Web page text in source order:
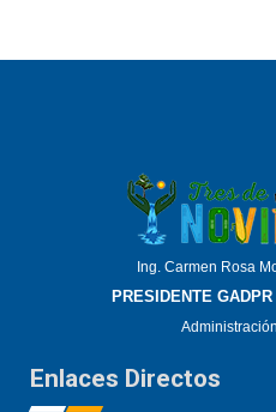
Ing. Carmen Rosa
PRESIDENTE
Enlaces Directos